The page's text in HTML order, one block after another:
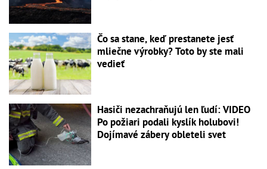
Čo sa stane, keď prestanete jesť
mliečne výrobky? Toto by ste mali
vedieť
Hasiči nezachraňujú len ľudí: VIDEO
Po požiari podali kyslík holubovi!
Dojímavé zábery obleteli svet